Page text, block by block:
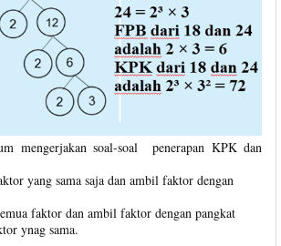
mengerjakan soal-soal penerapan KPK dan
yang sama saja dan ambil faktor dengan
faktor dan ambil faktor dengan pangkat
ynag sama.